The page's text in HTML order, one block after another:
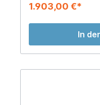
1.903,00 €*
In